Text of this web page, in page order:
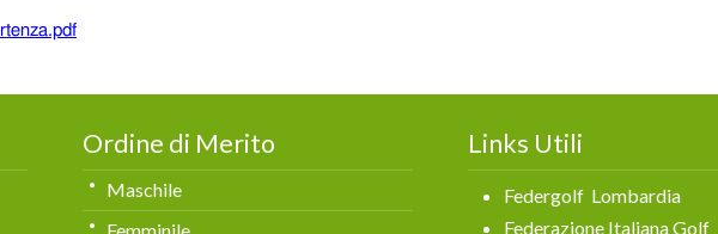
Ordine di Merito
Maschile
Links Utili
Federgolf Lombardia
Federazione Italiana Golf